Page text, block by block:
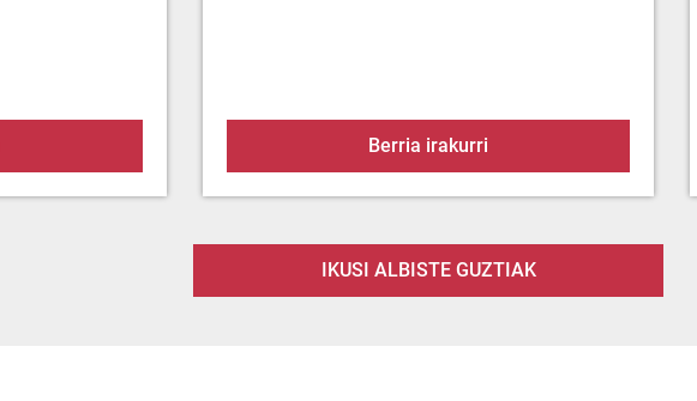
Berria irakurriBANDOA: Material
IKUSI ALBISTE GUZTIAK